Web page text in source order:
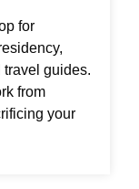
for
guides.
from
your